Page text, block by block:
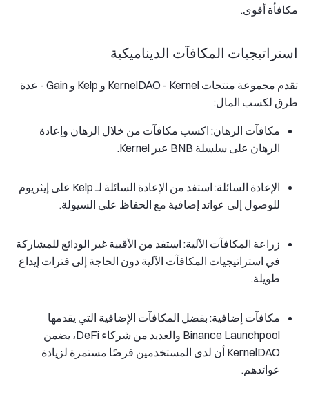
مكافأة أقوى.
استراتيجيات المكافآت الديناميكية
تقدم مجموعة منتجات KernelDAO - Kernel و Kelp و Gain - عدة
طرق لكسب المال:
مكافآت الرهان: اكسب مكافآت من خلال الرهان وإعادة
الرهان على سلسلة BNB عبر Kernel.
الإعادة السائلة: استفد من الإعادة السائلة لـ Kelp على إيثريوم
للوصول إلى عوائد إضافية مع الحفاظ على السيولة.
زراعة المكافآت الآلية: استفد من الأقبية غير الودائع للمشاركة
في استراتيجيات المكافآت الآلية دون الحاجة إلى فترات إيداع
طويلة.
مكافآت إضافية: بفضل المكافآت الإضافية التي يقدمها
Binance Launchpool والعديد من شركاء DeFi، يضمن
KernelDAO أن لدى المستخدمين فرصًا مستمرة لزيادة
عوائدهم.